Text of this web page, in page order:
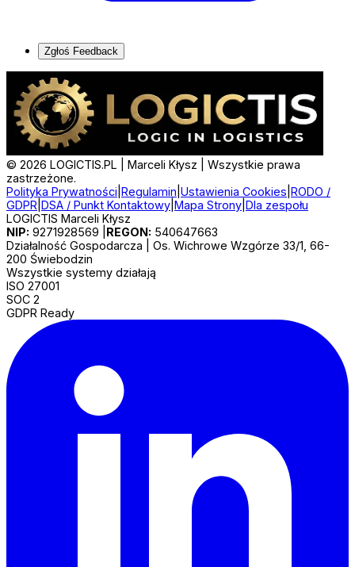
Zgłoś Feedback
© 2026 LOGICTIS.PL | Marceli Kłysz | Wszystkie prawa
zastrzeżone.
Polityka Prywatności Regulamin Ustawienia Cookies RODO /
GDPR DSA / Punkt Kontaktowy Mapa Strony Dla zespołu
LOGICTIS Marceli Kłysz
NIP: 9271928569 REGON: 540647663
Działalność Gospodarcza | Os. Wichrowe Wzgórze 33/1, 66-
200 Świebodzin
Wszystkie systemy działają
ISO 27001
SOC 2
GDPR Ready